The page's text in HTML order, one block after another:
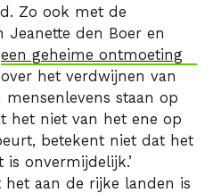
Zo ook met de
Jeanette den Boer en
een geheime ontmoeting
het verdwijnen van
mensenlevens staan op
het niet van het ene op
betekent niet dat het
is onvermijdelijk.’
het aan de rijke landen is